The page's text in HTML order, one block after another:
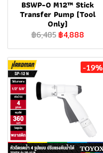
BSWP-0 M12™ Stick
Transfer Pump (Tool
Only)
฿6,485 ฿4,888
-19%